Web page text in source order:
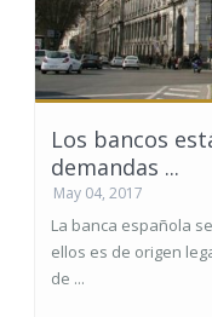
Los bancos
demandas ...
May 04, 2017
La banca española
ellos es de origen
de ...